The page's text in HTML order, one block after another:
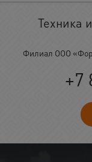
Техника
Филиал ООО
+7